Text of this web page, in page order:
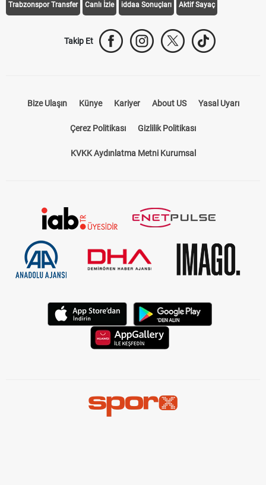
Trabzonspor Transfer Canlı İzle iddaa Sonuçları Aktif Sayaç
Takip Et
Bize Ulaşın Künye Kariyer About US Yasal Uyarı
Çerez Politikası Gizlilik Politikası
KVKK Aydınlatma Metni Kurumsal